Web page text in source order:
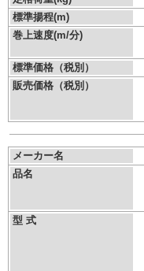
標準揚程(m)
巻上速度(m/分)
標準価格（税別）
販売価格（税別）
メーカー名
品名
型 式